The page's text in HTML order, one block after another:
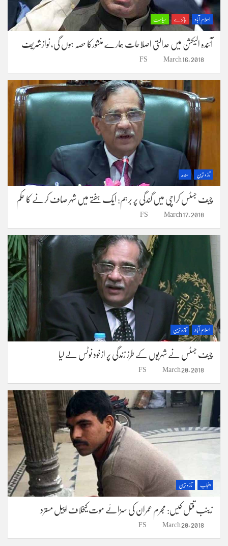
اسلام آباد جائزے سیاست
آئندہ الیکشن میں عدالتی اصلاحات ہمارے منشورکا حصہ ہوں گی، نوازشریف
March 16, 2018
FS
تازہ ترین سندھ
چیف جسٹس کراچی میں گندگی پر برہم: ایک ہفتے میں شہر صاف کرنے کا حکم
March 17, 2018
FS
اسلام آباد تازہ ترین
چیف جسٹس نے شہریوں کے طرز زندگی پر ازخود نوٹس لے لیا
March 20, 2018
FS
پنجاب تازہ ترین
زینب قتل کیس: مجرم عمران کی سزائے موت کیخلاف اپیل مسترد
March 20, 2018
FS